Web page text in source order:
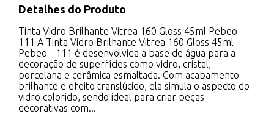
Detalhes do Produto
Tinta Vidro Brilhante Vitrea 160 Gloss 45ml Pebeo -
111 A Tinta Vidro Brilhante Vitrea 160 Gloss 45ml
Pebeo - 111 é desenvolvida a base de água para a
decoração de superfícies como vidro, cristal,
porcelana e cerâmica esmaltada. Com acabamento
brilhante e efeito translúcido, ela simula o aspecto do
vidro colorido, sendo ideal para criar peças
decorativas com...